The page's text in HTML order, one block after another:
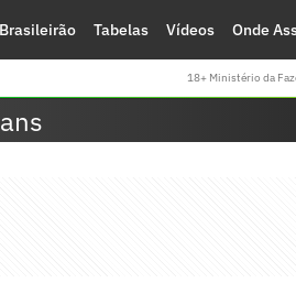
Brasileirão Tabelas Vídeos Onde
18+ Ministério da